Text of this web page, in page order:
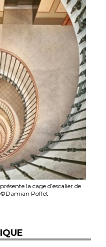
la cage d’escalier de
©Damian Poffet